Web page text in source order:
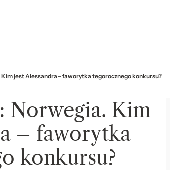
jest Alessandra – faworytka tegorocznego konkursu?
Norwegia. Kim
– faworytka
konkursu?